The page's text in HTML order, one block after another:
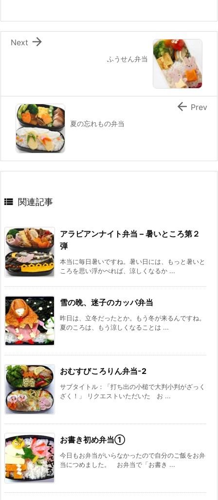
k
ふうせん弁当

Next
夏の忘れもの弁当
 Prev
 関連記事
アラビアンナイト弁当 – 暑いところ第２
弾
本当に毎日暑いですね。暑い日には、もっと暑いと
ころを思い浮かべれば、涼しくなるか ...
雪の晩、迷子のカッパ弁当
昨日は、立冬だったとか。もう冬が来るんですね。
夏のころは、もう涼しくなることは ...
おむすびころりん弁当-2
サブタイトル：「打ち出の小槌で大判小判がざっく
ざく！」 リクエストいただいた お ...
お書き初め弁当①
今日もお弁当がいらなかったので自分のご飯をお弁
当につめました。 お弁当で「お書き ...